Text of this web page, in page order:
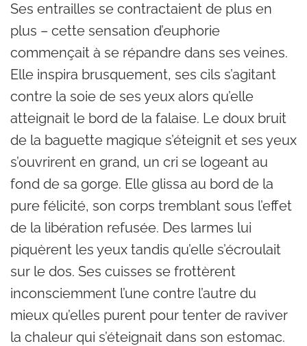
Ses entrailles se contractaient de plus en
plus – cette sensation d’euphorie
commençait à se répandre dans ses veines.
Elle inspira brusquement, ses cils s’agitant
contre la soie de ses yeux alors qu’elle
atteignait le bord de la falaise. Le doux bruit
de la baguette magique s’éteignit et ses yeux
s’ouvrirent en grand, un cri se logeant au
fond de sa gorge. Elle glissa au bord de la
pure félicité, son corps tremblant sous l’effet
de la libération refusée. Des larmes lui
piquèrent les yeux tandis qu’elle s’écroulait
sur le dos. Ses cuisses se frottèrent
inconsciemment l’une contre l’autre du
mieux qu’elles purent pour tenter de raviver
la chaleur qui s’éteignait dans son estomac.